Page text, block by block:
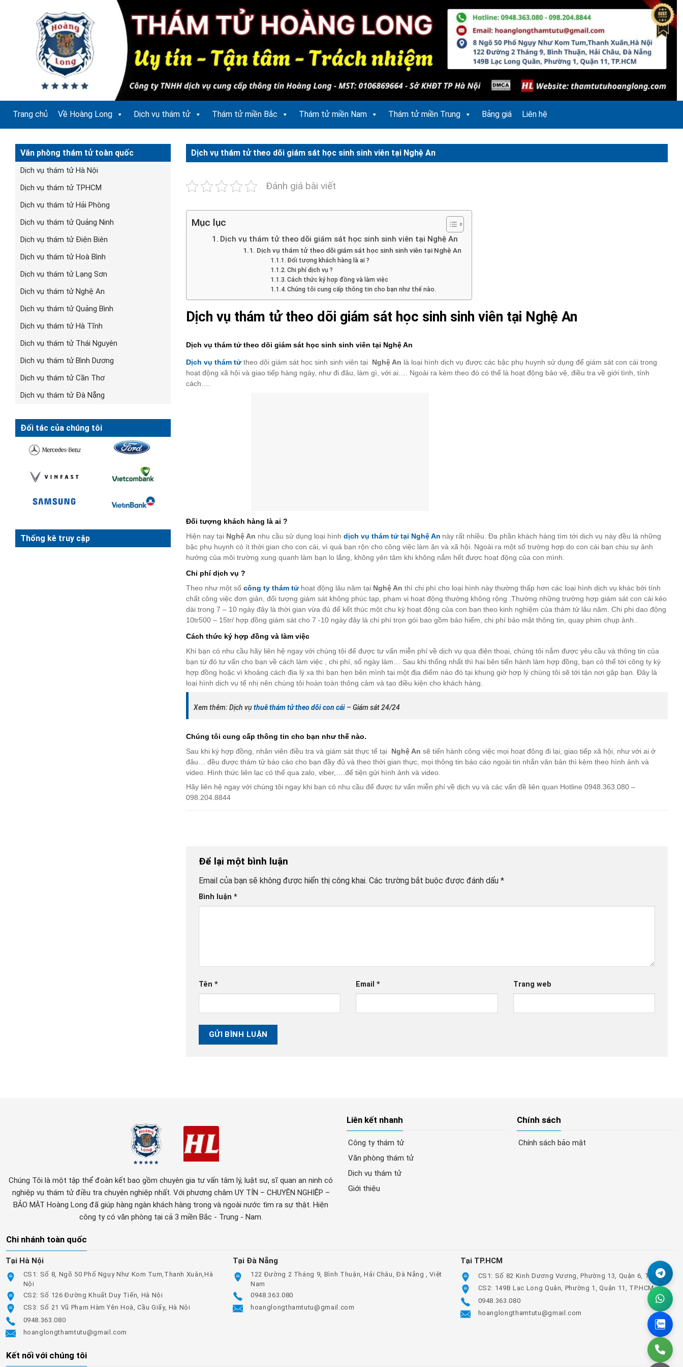
Trang chủ Về Hoàng Long Dịch vụ thám tử Thám tử miền Bắc Thám tử miền Nam Thám tử miền Trung Bảng giá Liên hệ
Văn phòng thám tử toàn quốc
Dịch vụ thám tử Hà Nội
Dịch vụ thám tử TPHCM
Dịch vụ thám tử Hải Phòng
Dịch vụ thám tử Quảng Ninh
Dịch vụ thám tử Điện Biên
Dịch vụ thám tử Hoà Bình
Dịch vụ thám tử Lạng Sơn
Dịch vụ thám tử Nghệ An
Dịch vụ thám tử Quảng Bình
Dịch vụ thám tử Hà Tĩnh
Dịch vụ thám tử Thái Nguyên
Dịch vụ thám tử Bình Dương
Dịch vụ thám tử Cần Thơ
Dịch vụ thám tử Đà Nẵng
Đối tác của chúng tôi
Thống kê truy cập
Dịch vụ thám tử theo dõi giám sát học sinh sinh viên tại Nghệ An
Đánh giá bài viết
Mục lục
Dịch vụ thám tử theo dõi giám sát học sinh sinh viên tại Nghệ An
Dịch vụ thám tử theo dõi giám sát học sinh sinh viên tại Nghệ An
Đối tượng khách hàng là ai ?
Chi phí dịch vụ ?
Cách thức ký hợp đồng và làm việc
Chúng tôi cung cấp thông tin cho bạn như thế nào.
Dịch vụ thám tử theo dõi giám sát học sinh sinh viên tại Nghệ An
Dịch vụ thám tử theo dõi giám sát học sinh sinh viên tại Nghệ An
Dịch vụ thám tửtheo dõi giám sát học sinh sinh viên tại Nghệ An là loại hình dịch vụ được các bậc phụ huynh sử dụng để giám sát con cái trong
hoạt động xã hội và giao tiếp hàng ngày, như đi đâu, làm gì, với ai…. Ngoài ra kèm theo đó có thể là hoạt động bảo vệ, điều tra về giới tình, tính
cách….
Đối tượng khách hàng là ai ?
Hiện nay tại Nghệ An nhu cầu sử dụng loại hình dịch vụ thám tử tại Nghệ An này rất nhiều. Đa phần khách hàng tìm tới dịch vụ này đều là những
bậc phụ huynh có ít thời gian cho con cái, vì quá bạn rộn cho công việc làm ăn và xã hội. Ngoài ra một số trường hợp do con cái bạn chịu sự ảnh
hưởng của môi trường xung quanh làm bạn lo lắng, không yên tâm khi không nắm hết được hoạt động của con mình.
Chi phí dịch vụ ?
Theo như một số công ty thám tửhoạt động lâu năm tại Nghệ An thì chi phí cho loại hình này thường thấp hơn các loại hình dịch vụ khác bởi tính
chất công việc đơn giản, đối tượng giám sát không phúc tạp, phạm vi hoạt động thường không rộng .Thường những trường hợp giám sát con cái kéo
dài trong 7 – 10 ngày đây là thời gian vừa đủ để kết thúc một chu kỳ hoạt động của con bạn theo kinh nghiệm của thám tử lâu năm. Chi phi dao động
10tr500 – 15tr/ hợp đồng giám sát cho 7 -10 ngày đây là chi phí trọn gói bao gồm bảo hiểm, chi phí bảo mật thông tin, quay phim chụp ảnh..
Cách thức ký hợp đồng và làm việc
Khi bạn có nhu cầu hãy liên hệ ngay với chúng tôi để được tư vấn miễn phí về dịch vụ qua điện thoại, chúng tôi nắm được yêu cầu và thông tin của
bạn từ đó tư vấn cho bạn về cách làm việc , chi phí, số ngày làm… Sau khi thống nhất thì hai bên tiến hành làm hợp đồng, bạn có thể tới công ty ký
hợp đồng hoặc vì khoảng cách địa lý xa thì bạn hẹn bên mình tại một địa điểm nào đó tại khung giờ hợp lý chúng tôi sẽ tới tận nơi gặp bạn. Đây là
loại hình dịch vụ tế nhị nên chúng tôi hoàn toàn thông cảm và tạo điều kiện cho khách hàng.
Xem thêm: Dịch vụthuê thám tử theo dõi con cái – Giám sát 24/24
Chúng tôi cung cấp thông tin cho bạn như thế nào.
Sau khi ký hợp đồng, nhân viên điều tra và giám sát thực tế tại Nghệ An sẽ tiến hành công việc mọi hoạt đông đi lại, giao tiếp xã hội, như với ai ở
đâu… đều được thám tử báo cáo cho bạn đầy đủ và theo thời gian thực, mọi thông tin báo cáo ngoài tin nhắn văn bản thì kèm theo hình ảnh và
video. Hình thức liên lạc có thể qua zalo, viber,….để tiện gửi hình ảnh và video.
Hãy liên hệ ngay với chúng tôi ngay khi bạn có nhu cầu để được tư vấn miễn phí về dịch vụ và các vấn đề liên quan Hotline 0948.363.080 –
098.204.8844
Để lại một bình luận
Email của bạn sẽ không được hiển thị công khai. Các trường bắt buộc được đánh dấu *
Bình luận *
Tên * Email* Trang web
Chúng Tôi là một tập thể đoàn kết bao gồm chuyên gia tư vấn tâm lý, luật sư, sĩ quan an ninh có
nghiệp vụ thám tử điều tra chuyên nghiệp nhất. Với phương châm UY TÍN – CHUYÊN NGHIỆP –
BẢO MẬT Hoàng Long đã giúp hàng ngàn khách hàng trong và ngoài nước tìm ra sự thật. Hiện
công ty có văn phòng tại cả 3 miền Bắc - Trung - Nam.
Liên kết nhanh
Công ty thám tử
Văn phòng thám tử
Dịch vụ thám tử
Giới thiệu
Chính sách
Chính sách bảo mật
Chi nhánh toàn quốc
Tại Hà Nội
CS1: Số 8, Ngõ 50 Phố Ngụy Như Kom Tum,Thanh Xuân,Hà
Nội
CS2: Số 126 Đường Khuất Duy Tiến, Hà Nội
CS3: Số 21 Vũ Phạm Hàm Yên Hoà, Cầu Giấy, Hà Nội
0948.363.080
hoanglongthamtutu@gmail.com
Tại Đà Nẵng
122 Đường 2 Tháng 9, Bình Thuận, Hải Châu, Đà Nẵng , Việt
Nam
0948.363.080
hoanglongthamtutu@gmail.com
Tại TP.HCM
CS1: Số 82 Kinh Dương Vương, Phường 13, Quận 6, TP.HCM
CS2: 149B Lạc Long Quân, Phường 1, Quận 11, TP.HCM
0948.363.080
hoanglongthamtutu@gmail.com
Kết nối với chúng tôi